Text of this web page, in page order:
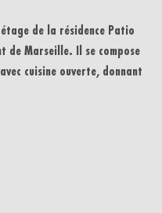
de la résidence Patio
de Marseille. Il se compose
cuisine ouverte, donnant